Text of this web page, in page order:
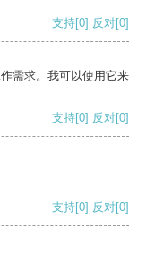
支持[0] 反对[0]
需求。我可以使用它来
支持[0] 反对[0]
支持[0] 反对[0]